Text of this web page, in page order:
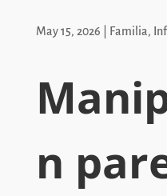
May 15, 2026 Familia,
n